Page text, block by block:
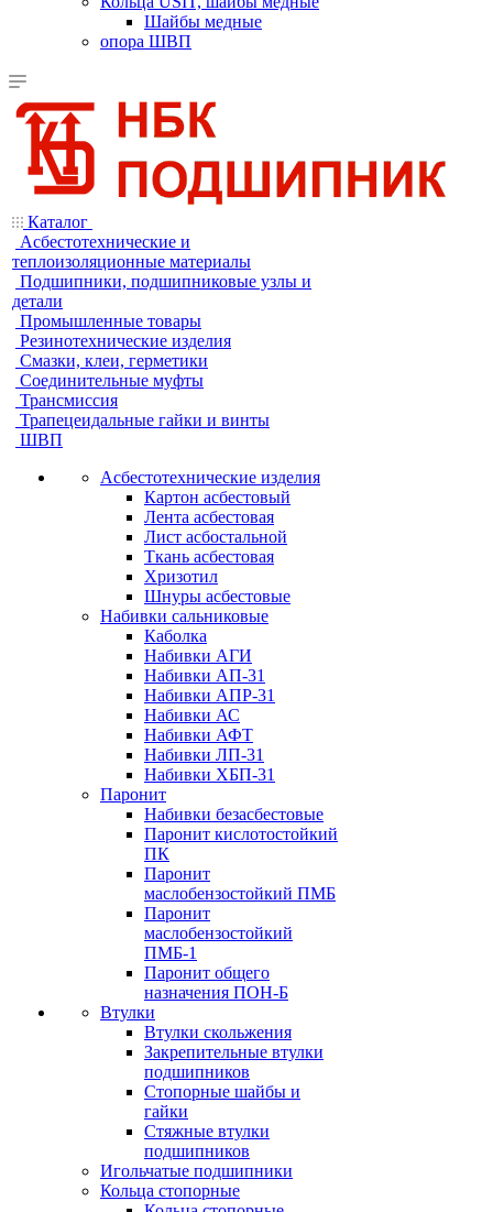
Шайбы медные
опора ШВП
Каталог
Асбестотехнические и
теплоизоляционные материалы
Подшипники, подшипниковые узлы и
детали
Промышленные товары
Резинотехнические изделия
Смазки, клеи, герметики
Соединительные муфты
Трансмиссия
Трапецеидальные гайки и винты
ШВП
Асбестотехнические изделия
Картон асбестовый
Лента асбестовая
Лист асбостальной
Ткань асбестовая
Хризотил
Шнуры асбестовые
Набивки сальниковые
Каболка
Набивки АГИ
Набивки АП-31
Набивки АПР-31
Набивки АС
Набивки АФТ
Набивки ЛП-31
Набивки ХБП-31
Паронит
Набивки безасбестовые
Паронит кислотостойкий
ПК
Паронит
маслобензостойкий ПМБ
Паронит
маслобензостойкий
ПМБ-1
Паронит общего
назначения ПОН-Б
Втулки
Втулки скольжения
Закрепительные втулки
подшипников
Стопорные шайбы и
гайки
Стяжные втулки
подшипников
Игольчатые подшипники
Кольца стопорные